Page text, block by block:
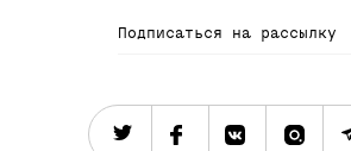
Подписаться на рассылку